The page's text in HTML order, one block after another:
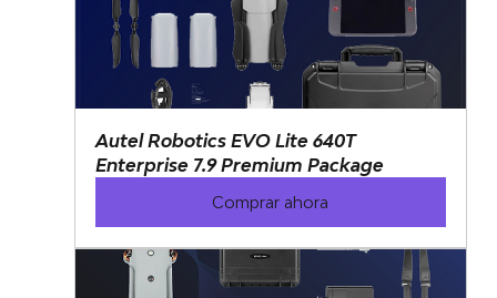
Autel Robotics EVO Lite 640T
Enterprise 7.9 Premium Package
Comprar ahora